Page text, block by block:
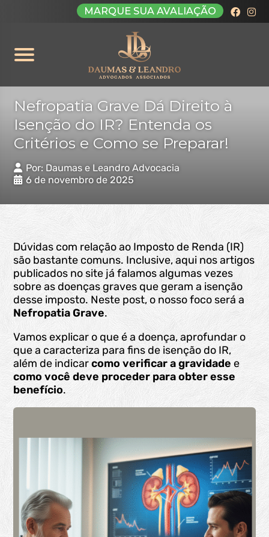
MARQUE SUA AVALIAÇÃO
Nefropatia Grave Dá Direito à
Isenção do IR? Entenda os
Critérios e Como se Preparar!
Por: Daumas e Leandro Advocacia
6 de novembro de 2025
Dúvidas com relação ao Imposto de Renda (IR)
são bastante comuns. Inclusive, aqui nos artigos
publicados no site já falamos algumas vezes
sobre as doenças graves que geram a isenção
desse imposto. Neste post, o nosso foco será a
Nefropatia Grave.
Vamos explicar o que é a doença, aprofundar o
que a caracteriza para fins de isenção do IR,
além de indicarcomo verificar a gravidade e
como você deve proceder para obter esse
benefício.